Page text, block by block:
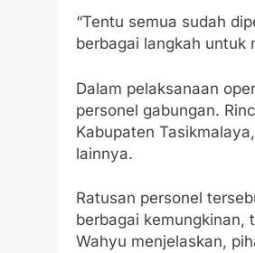
“Tentu semua sudah
berbagai langkah untuk
Dalam pelaksanaan
personel gabungan.
Kabupaten
lainnya.
Ratusan personel
berbagai kemungkinan,
Wahyu menjelaskan,